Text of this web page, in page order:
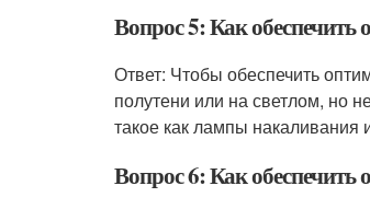
Вопрос 5: Как
Ответ: Чтобы обеспечить
полутени или на светлом, но
такое как лампы
Вопрос 6: Как обеспечить